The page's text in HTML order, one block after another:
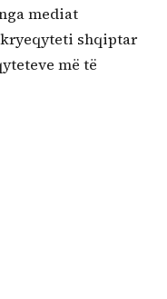
mediat
kryeqyteti shqiptar
më të